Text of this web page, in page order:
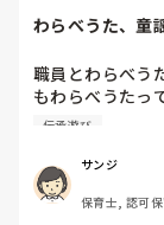
わらべうた、童
職員とわらべう
もわらべうたっ
う。海外にわら
どなたか分かる
伝承遊び
サンジ
保育士, 認可